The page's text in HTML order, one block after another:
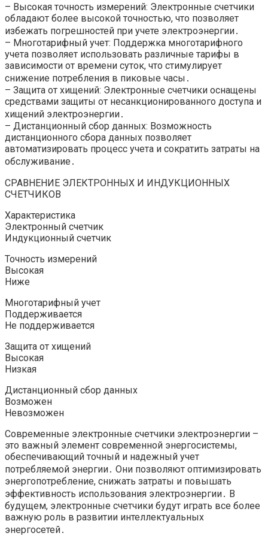
– Высокая точность измерений: Электронные счетчики
обладают более высокой точностью, что позволяет
избежать погрешностей при учете электроэнергии․
– Многотарифный учет: Поддержка многотарифного
учета позволяет использовать различные тарифы в
зависимости от времени суток, что стимулирует
снижение потребления в пиковые часы․
– Защита от хищений: Электронные счетчики оснащены
средствами защиты от несанкционированного доступа и
хищений электроэнергии․
– Дистанционный сбор данных: Возможность
дистанционного сбора данных позволяет
автоматизировать процесс учета и сократить затраты на
обслуживание․
СРАВНЕНИЕ ЭЛЕКТРОННЫХ И ИНДУКЦИОННЫХ
СЧЕТЧИКОВ
Характеристика
Электронный счетчик
Индукционный счетчик
Точность измерений
Высокая
Ниже
Многотарифный учет
Поддерживается
Не поддерживается
Защита от хищений
Высокая
Низкая
Дистанционный сбор данных
Возможен
Невозможен
Современные электронные счетчики электроэнергии –
это важный элемент современной энергосистемы,
обеспечивающий точный и надежный учет
потребляемой энергии․ Они позволяют оптимизировать
энергопотребление, снижать затраты и повышать
эффективность использования электроэнергии․ В
будущем, электронные счетчики будут играть все более
важную роль в развитии интеллектуальных
энергосетей․